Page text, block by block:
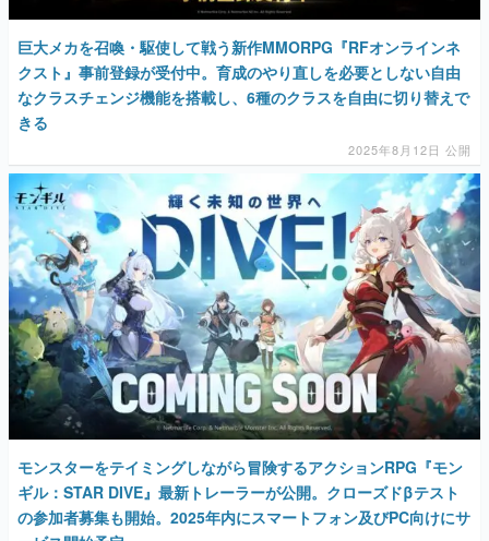
巨大メカを召喚・駆使して戦う新作MMORPG『RFオンラインネ
クスト』事前登録が受付中。育成のやり直しを必要としない自由
なクラスチェンジ機能を搭載し、6種のクラスを自由に切り替えで
きる
2025年8月12日 公開
モンスターをテイミングしながら冒険するアクションRPG『モン
ギル：STAR DIVE』最新トレーラーが公開。クローズドβテスト
の参加者募集も開始。2025年内にスマートフォン及びPC向けにサ